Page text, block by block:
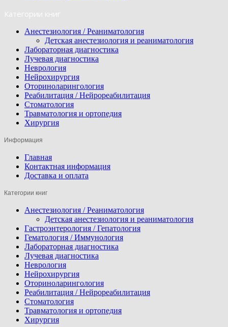
Категории книг
Анестезиология / Реаниматология
Детская анестезиология и реаниматология
Лабораторная диагностика
Лучевая диагностика
Неврология
Нейрохирургия
Оториноларингология
Реабилитация / Нейрореабилитация
Стоматология
Травматология и ортопедия
Хирургия
Информация
Главная
Контактная информация
Доставка и оплата
Категории книг
Анестезиология / Реаниматология
Детская анестезиология и реаниматология
Гастроэнтерология / Гепатология
Гематология / Иммунология
Лабораторная диагностика
Лучевая диагностика
Неврология
Нейрохирургия
Оториноларингология
Реабилитация / Нейрореабилитация
Стоматология
Травматология и ортопедия
Хирургия